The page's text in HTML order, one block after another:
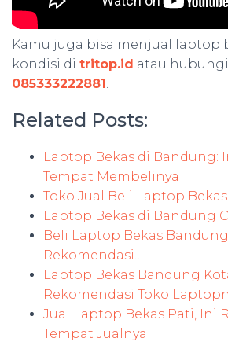
Kamu juga bisa menjual laptop
kondisi di tritop.id atau
085333222881 .
Related Posts:
Laptop Bekas di Bandung:
Tempat Membelinya
Toko Jual Beli Laptop
Laptop Bekas di Bandung
Beli Laptop Bekas
Rekomendasi…
Laptop Bekas Bandung
Rekomendasi Toko
Jual Laptop Bekas Pati, Ini
Tempat Jualnya